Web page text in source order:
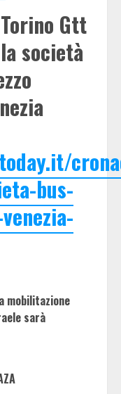
Gtt
società
bus-
mobilitazione
sarà